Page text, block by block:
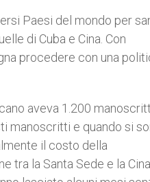
Paesi del mondo per
di Cuba e Cina. Con
procedere con una
aveva 1.200
manoscritti e quando si
il costo della
tra la Santa Sede e la Cina